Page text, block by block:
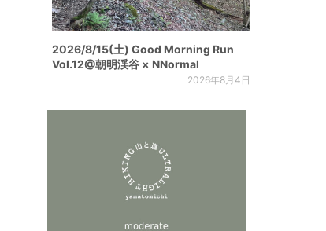
2026/8/15(土) Good Morning Run
Vol.12@朝明渓谷 × NNormal
2026年8月4日